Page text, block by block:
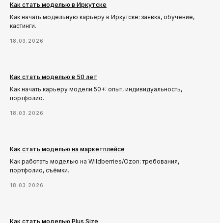
Как стать моделью в Иркутске
Как начать модельную карьеру в Иркутске: заявка, обучение,
кастинги.
18.03.2026
Как стать моделью в 50 лет
Как начать карьеру модели 50+: опыт, индивидуальность,
портфолио.
18.03.2026
Как стать моделью на маркетплейсе
Как работать моделью на Wildberries/Ozon: требования,
портфолио, съёмки.
18.03.2026
Как стать моделью Plus Size